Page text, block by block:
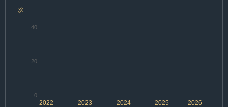
%
2022 2024 2026
2023 2025
0
20
40